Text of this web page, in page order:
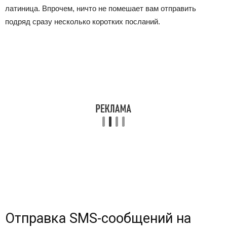
латиница. Впрочем, ничто не помешает вам отправить
подряд сразу несколько коротких посланий.
Отправка SMS-сообщений на